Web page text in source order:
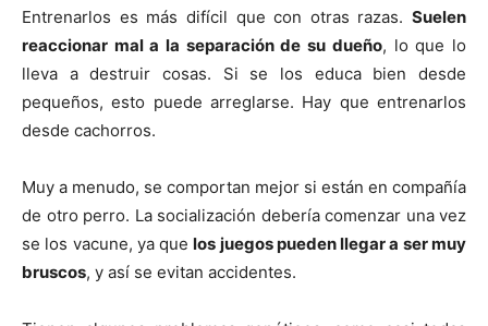
Entrenarlos es más difícil que con otras razas. Suelen
reaccionar mal a la separación de su dueño, lo que lo
lleva a destruir cosas. Si se los educa bien desde
pequeños, esto puede arreglarse. Hay que entrenarlos
desde cachorros.
Muy a menudo, se comportan mejor si están en compañía
de otro perro. La socialización debería comenzar una vez
se los vacune, ya quelos juegos pueden llegar a ser muy
bruscos, y así se evitan accidentes.